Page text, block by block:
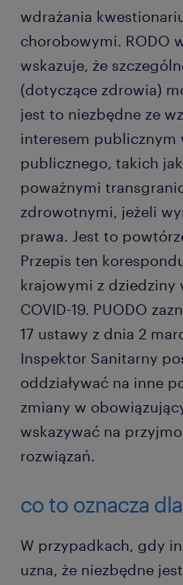
wdrażania
chorobowymi. RODO
wskazuje, że
(dotyczące zdrowia)
jest to niezbędne ze
interesem publicznym
publicznego, takich
poważnymi
zdrowotnymi, jeżeli
prawa. Jest to
Przepis ten
krajowymi z dziedziny
COVID-19. PUODO
17 ustawy z dnia 2
Inspektor Sanitarny
oddziaływać na inne
zmiany w
wskazywać na
rozwiązań.
co to oznacza
W przypadkach, gdy
uzna, że niezbędne